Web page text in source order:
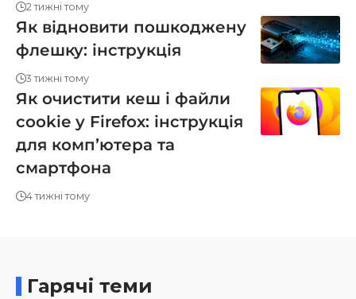
2 тижні тому
Як відновити пошкоджену
флешку: інструкція
3 тижні тому
Як очистити кеш і файли
cookie у Firefox: інструкція
для компʼютера та
смартфона
4 тижні тому
Гарячі теми